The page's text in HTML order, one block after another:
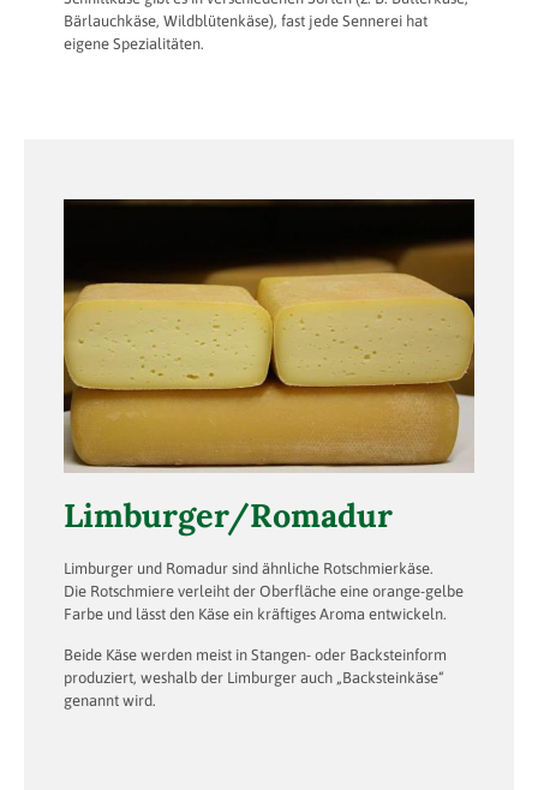
Bärlauchkäse, Wildblütenkäse), fast jede Sennerei hat
eigene Spezialitäten.
Limburger/Romadur
Limburger und Romadur sind ähnliche Rotschmierkäse.
Die Rotschmiere verleiht der Oberfläche eine orange-gelbe
Farbe und lässt den Käse ein kräftiges Aroma entwickeln.
Beide Käse werden meist in Stangen- oder Backsteinform
produziert, weshalb der Limburger auch „Backsteinkäse“
genannt wird.